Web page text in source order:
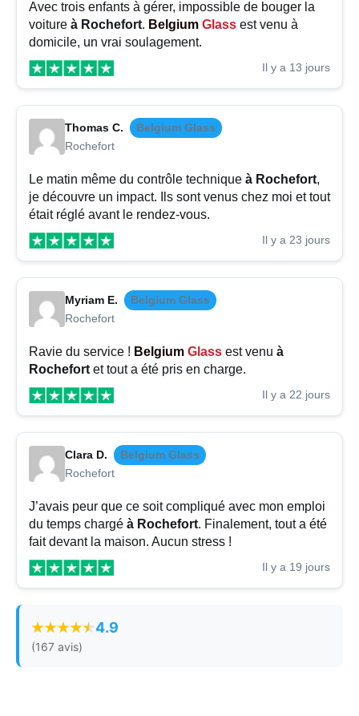
Avec trois enfants à gérer, impossible de bouger la
voiture à Rochefort. Belgium Glass est venu à
domicile, un vrai soulagement.
Il y a 13 jours
Thomas C.
Belgium Glass
Rochefort
Le matin même du contrôle technique à Rochefort,
je découvre un impact. Ils sont venus chez moi et tout
était réglé avant le rendez-vous.
Il y a 23 jours
Myriam E.
Belgium Glass
Rochefort
Ravie du service ! Belgium Glass est venu à
Rochefort et tout a été pris en charge.
Il y a 22 jours
Clara D.
Belgium Glass
Rochefort
J’avais peur que ce soit compliqué avec mon emploi
du temps chargé à Rochefort. Finalement, tout a été
fait devant la maison. Aucun stress !
Il y a 19 jours
4.9
(167 avis)